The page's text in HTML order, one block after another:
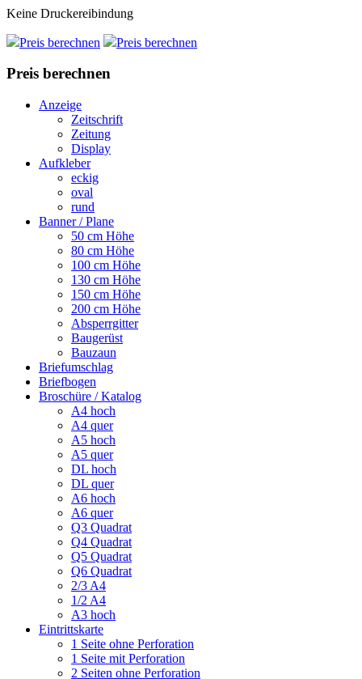
Keine Druckereibindung
Preis berechnen Preis berechnen
Preis berechnen
Anzeige
Zeitschrift
Zeitung
Display
Aufkleber
eckig
oval
rund
Banner / Plane
50 cm Höhe
80 cm Höhe
100 cm Höhe
130 cm Höhe
150 cm Höhe
200 cm Höhe
Absperrgitter
Baugerüst
Bauzaun
Briefumschlag
Briefbogen
Broschüre / Katalog
A4 hoch
A4 quer
A5 hoch
A5 quer
DL hoch
DL quer
A6 hoch
A6 quer
Q3 Quadrat
Q4 Quadrat
Q5 Quadrat
Q6 Quadrat
2/3 A4
1/2 A4
A3 hoch
Eintrittskarte
1 Seite ohne Perforation
1 Seite mit Perforation
2 Seiten ohne Perforation